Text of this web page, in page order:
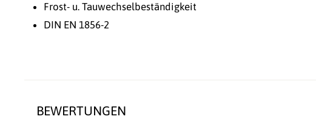
Frost- u. Tauwechselbeständigkeit
DIN EN 1856-2
BEWERTUNGEN